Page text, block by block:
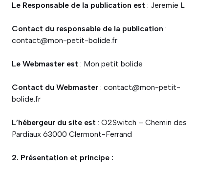
Le Responsable de la publication est : Jeremie L
Contact du responsable de la publication :
contact@mon-petit-bolide.fr
Le Webmaster est : Mon petit bolide
Contact du Webmaster : contact@mon-petit-
bolide.fr
L’hébergeur du site est : O2Switch – Chemin des
Pardiaux 63000 Clermont-Ferrand
2. Présentation et principe :